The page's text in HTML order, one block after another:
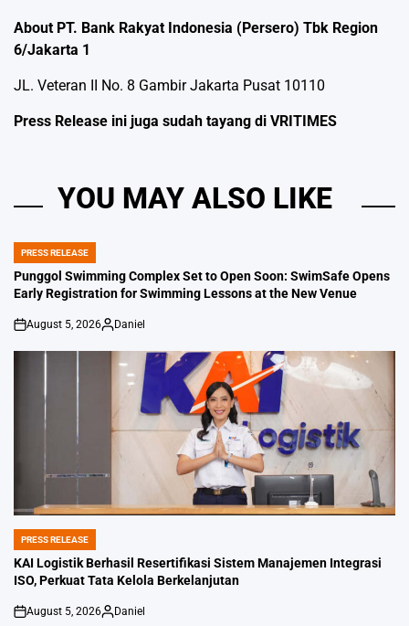
About PT. Bank Rakyat Indonesia (Persero) Tbk Region
6/Jakarta 1
JL. Veteran II No. 8 Gambir Jakarta Pusat 10110
Press Release ini juga sudah tayang di VRITIMES
YOU MAY ALSO LIKE
POSTED
IN
PRESS RELEASE
Punggol Swimming Complex Set to Open Soon: SwimSafe Opens
Early Registration for Swimming Lessons at the New Venue
on
August 5, 2026
Posted
by
Daniel
POSTED
IN
PRESS RELEASE
KAI Logistik Berhasil Resertifikasi Sistem Manajemen Integrasi
ISO, Perkuat Tata Kelola Berkelanjutan
on
August 5, 2026
Posted
Daniel